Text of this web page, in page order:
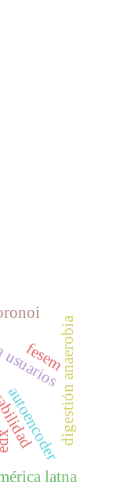
digestión anaerobia
autoencoder
fesem
latna